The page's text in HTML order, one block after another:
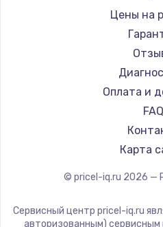
Ремонт
Ремонт
Ремонт
Ремонт
Ремонт
Vector
Carl
Zeiss
AGM
Цены на
Оплата и
FAQ
Карта
© pricel-iq.ru 2026 —
Сервисный центр pricel-iq.ru
авторизованным) сервисным